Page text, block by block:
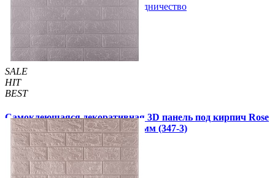
Купить В закладки Сотрудничество
SALE
HIT
BEST
Самоклеющаяся декоративная 3D панель под кирпич Rose
Gold Розовое золото 700x770x3 мм (347-3)
65 грн/шт 115 грн/шт